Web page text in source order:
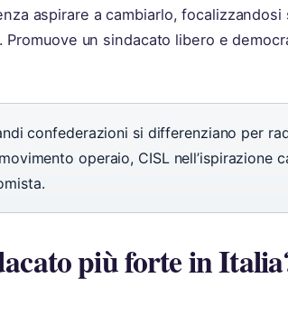
aspirare a cambiarlo,
Promuove un sindacato libero e
confederazioni si differenziano per
operaio, CISL nell’ispirazione
più forte in